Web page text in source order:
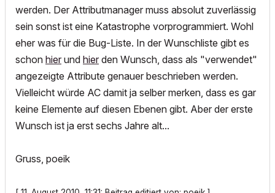
werden. Der Attributmanager muss absolut zuverlässig
sein sonst ist eine Katastrophe vorprogrammiert. Wohl
eher was für die Bug-Liste. In der Wunschliste gibt es
schon hier und hier den Wunsch, dass als "verwendet"
angezeigte Attribute genauer beschrieben werden.
Vielleicht würde AC damit ja selber merken, dass es gar
keine Elemente auf diesen Ebenen gibt. Aber der erste
Wunsch ist ja erst sechs Jahre alt...
Gruss, poeik